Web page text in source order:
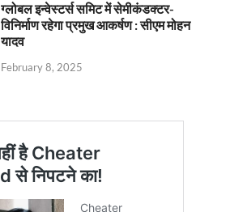
ग्लोबल इन्वेस्टर्स समिट में सेमीकंडक्टर-
विनिर्माण रहेगा प्रमुख आकर्षण : सीएम मोहन
यादव
February 8, 2025